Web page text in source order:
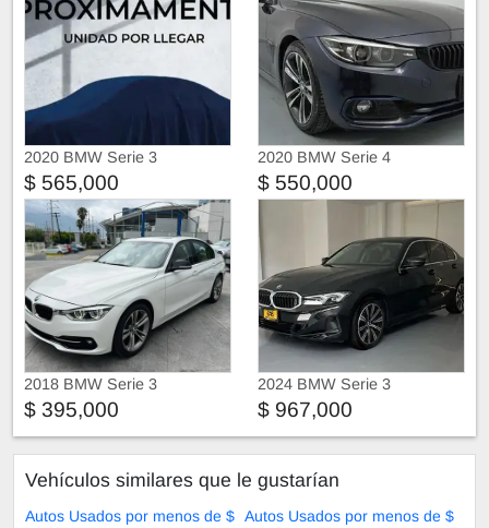
2020 BMW Serie 3
$ 565,000
2020 BMW Serie 4
$ 550,000
2018 BMW Serie 3
$ 395,000
2024 BMW Serie 3
$ 967,000
Vehículos similares que le gustarían
Autos Usados por menos de $ Autos Usados por menos de $